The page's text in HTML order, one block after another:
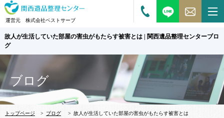
運営元 株式会社ベストサーブ
故人が生活していた部屋の害虫がもたらす被害とは | 関西遺品整理センターブロ
グ
ブログ
トップページ > ブログ > 故人が生活していた部屋の害虫がもたらす被害とは